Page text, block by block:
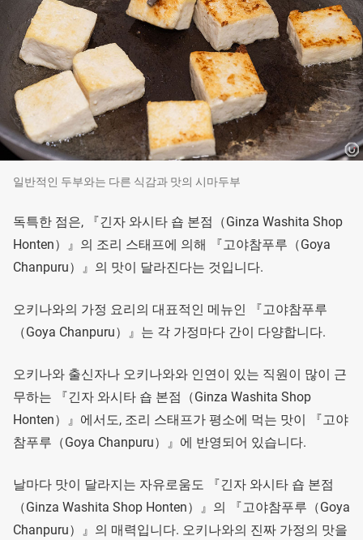
일반적인 두부와는 다른 식감과 맛의 시마두부
독특한 점은, 『긴자 와시타 숍 본점（Ginza Washita Shop
Honten）』의 조리 스태프에 의해 『고야참푸루（Goya
Chanpuru）』의 맛이 달라진다는 것입니다.
오키나와의 가정 요리의 대표적인 메뉴인 『고야참푸루
（Goya Chanpuru）』는 각 가정마다 간이 다양합니다.
오키나와 출신자나 오키나와와 인연이 있는 직원이 많이 근
무하는 『긴자 와시타 숍 본점（Ginza Washita Shop
Honten）』에서도, 조리 스태프가 평소에 먹는 맛이 『고야
참푸루（Goya Chanpuru）』에 반영되어 있습니다.
날마다 맛이 달라지는 자유로움도 『긴자 와시타 숍 본점
（Ginza Washita Shop Honten）』의 『고야참푸루（Goya
Chanpuru）』의 매력입니다. 오키나와의 진짜 가정의 맛을